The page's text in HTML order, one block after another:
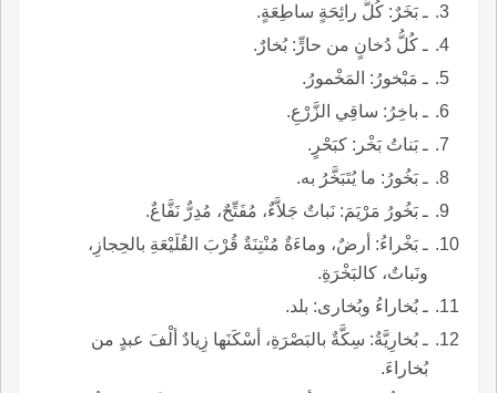
ـ بَخَرٌ: كُلُّ رائِحَةٍ ساطِعَةٍ.
ـ كُلُّ دُخانٍ من حارٍّ: بُخارٌ.
ـ مَبْخورُ: المَخْمورُ.
ـ باخِرُ: ساقِي الزَّرْعِ.
ـ بَناتُ بَخْر: كبَحْرٍ.
ـ بَخُورُ: ما يُتَبَخَّرُ به.
ـ بَخُورُ مَرْيَمَ: نَباتٌ جَلاَّءٌ، مُفَتِّحٌ، مُدِرٌّ نَفَّاعٌ.
ـ بَخْراءُ: أرضٌ، وماءَةٌ مُنْتِنَةٌ قُرْبَ القُلَيْعَةِ بالحِجازِ،
ونَباتٌ، كالبَخْرَةِ.
ـ بُخاراءُ وبُخارى: بلد.
ـ بُخارِيَّةُ: سِكَّةٌ بالبَصْرَةِ، أسْكَنَها زِيادٌ ألْفَ عبدٍ من
بُخاراءَ.